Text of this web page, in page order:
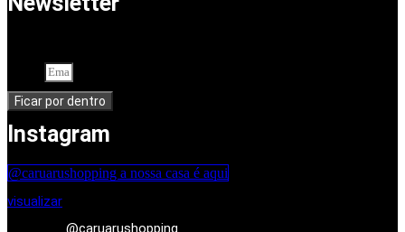
Ficar por dentro
Instagram
@caruarushopping a nossa casa é aqui
visualizar
@caruarushopping